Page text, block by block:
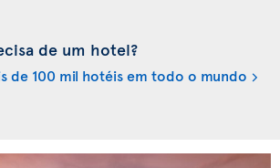
de um hotel?
de 100 mil hotéis em todo o mundo